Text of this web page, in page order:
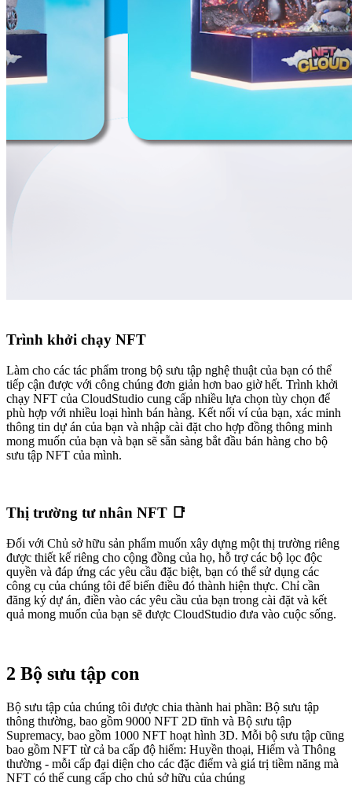
Trình khởi chạy NFT
Làm cho các tác phẩm trong bộ sưu tập nghệ thuật của bạn có thể
tiếp cận được với công chúng đơn giản hơn bao giờ hết. Trình khởi
chạy NFT của CloudStudio cung cấp nhiều lựa chọn tùy chọn để
phù hợp với nhiều loại hình bán hàng. Kết nối ví của bạn, xác minh
thông tin dự án của bạn và nhập cài đặt cho hợp đồng thông minh
mong muốn của bạn và bạn sẽ sẵn sàng bắt đầu bán hàng cho bộ
sưu tập NFT của mình.
Thị trường tư nhân NFT 📑
Đối với Chủ sở hữu sản phẩm muốn xây dựng một thị trường riêng
được thiết kế riêng cho cộng đồng của họ, hỗ trợ các bộ lọc độc
quyền và đáp ứng các yêu cầu đặc biệt, bạn có thể sử dụng các
công cụ của chúng tôi để biến điều đó thành hiện thực. Chỉ cần
đăng ký dự án, điền vào các yêu cầu của bạn trong cài đặt và kết
quả mong muốn của bạn sẽ được CloudStudio đưa vào cuộc sống.
2 Bộ sưu tập con
Bộ sưu tập của chúng tôi được chia thành hai phần: Bộ sưu tập
thông thường, bao gồm 9000 NFT 2D tĩnh và Bộ sưu tập
Supremacy, bao gồm 1000 NFT hoạt hình 3D. Mỗi bộ sưu tập cũng
bao gồm NFT từ cả ba cấp độ hiếm: Huyền thoại, Hiếm và Thông
thường - mỗi cấp đại diện cho các đặc điểm và giá trị tiềm năng mà
NFT có thể cung cấp cho chủ sở hữu của chúng